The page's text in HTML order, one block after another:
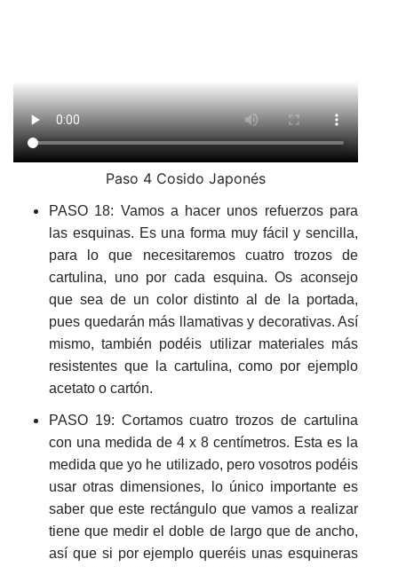
Paso 4 Cosido Japonés
PASO 18: Vamos a hacer unos refuerzos para
las esquinas. Es una forma muy fácil y sencilla,
para lo que necesitaremos cuatro trozos de
cartulina, uno por cada esquina. Os aconsejo
que sea de un color distinto al de la portada,
pues quedarán más llamativas y decorativas. Así
mismo, también podéis utilizar materiales más
resistentes que la cartulina, como por ejemplo
acetato o cartón.
PASO 19: Cortamos cuatro trozos de cartulina
con una medida de 4 x 8 centímetros. Esta es la
medida que yo he utilizado, pero vosotros podéis
usar otras dimensiones, lo único importante es
saber que este rectángulo que vamos a realizar
tiene que medir el doble de largo que de ancho,
así que si por ejemplo queréis unas esquineras